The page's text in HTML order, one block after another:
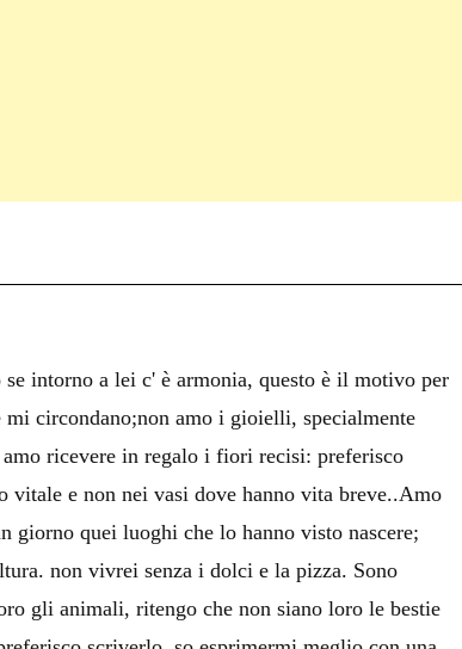
se intorno a lei c' è armonia, questo è il motivo per
circondano;non amo i gioielli, specialmente
ricevere in regalo i fiori recisi: preferisco
e non nei vasi dove hanno vita breve..Amo
giorno quei luoghi che lo hanno visto nascere;
non vivrei senza i dolci e la pizza. Sono
gli animali, ritengo che non siano loro le bestie